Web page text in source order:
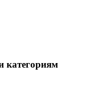
категориям